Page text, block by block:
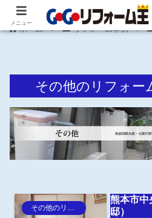
住まいの困ったを即解決！住宅リフ
ホーム リフォーム事例
その他のリフォー
その他のリフォーム
熊本市
邸）
メニュー